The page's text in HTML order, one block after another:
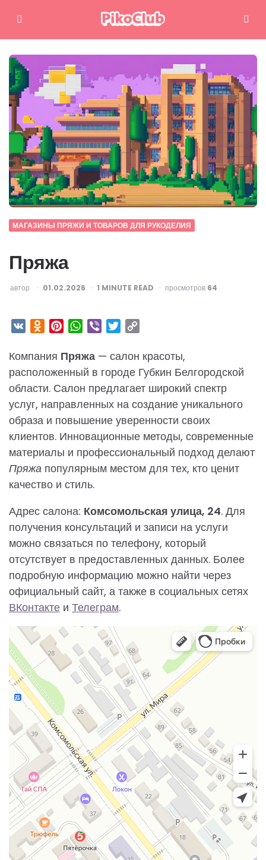
Меню Поиск
МАГАЗИНЫ ПРЯЖИ И ТОВАРОВ ДЛЯ РУКОДЕЛИЯ
Пряжа
ОПУБЛИКОВАНО
автор 01.02.2026 1 MINUTE READ просмотров 64
VK Odnoklassniki
PinterestWhatsApp
Viber Twitter
Компания Пряжа — салон красоты,
расположенный в городе Губкин Белгородской
области. Салон предлагает широкий спектр
услуг, направленных на создание уникального
образа и повышение уверенности своих
клиентов. Инновационные методы, современные
материалы и профессиональный подход делают
Пряжа популярным местом для тех, кто ценит
качество и стиль.
Адрес салона: Комсомольская улица, 24. Для
получения консультаций и записи на услуги
можно связаться по телефону, который
отсутствует в предоставленных данных. Более
подробную информацию можно найти через
официальный сайт, а также в социальных сетях
ВКонтакте и Телеграм.